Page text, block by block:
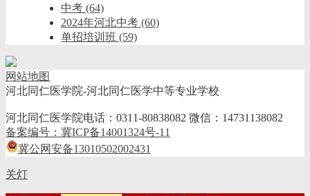
中考 (64)
2024年河北中考 (60)
单招培训班 (59)
网站地图
河北同仁医学院-河北同仁医学中等专业学校
河北同仁医学院电话：0311-80838082 微信：14731138082
备案编号：冀ICP备14001324号-11
冀公网安备13010502002431
关灯